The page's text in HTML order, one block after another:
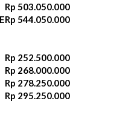
Rp 503.050.000
Rp 544.050.000
Rp 252.500.000
Rp 268.000.000
Rp 278.250.000
Rp 295.250.000